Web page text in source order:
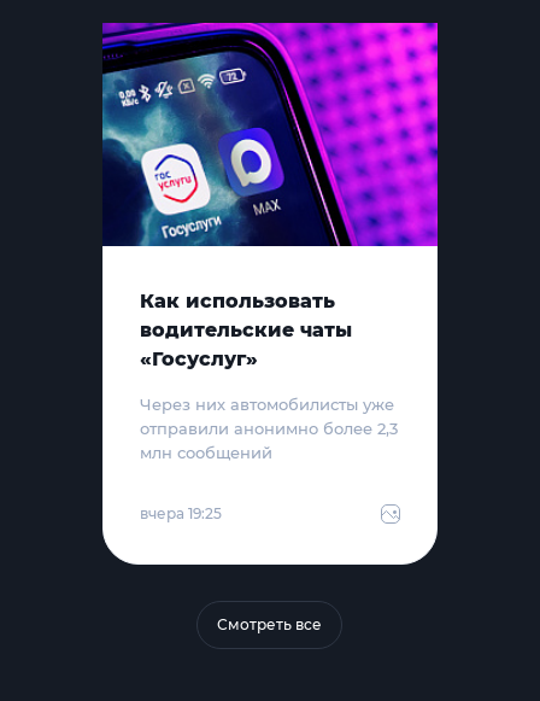
Как использовать
водительские чаты
«Госуслуг»
Через них автомобилисты уже
отправили анонимно более 2,3
млн сообщений
вчера 19:25
Смотреть все